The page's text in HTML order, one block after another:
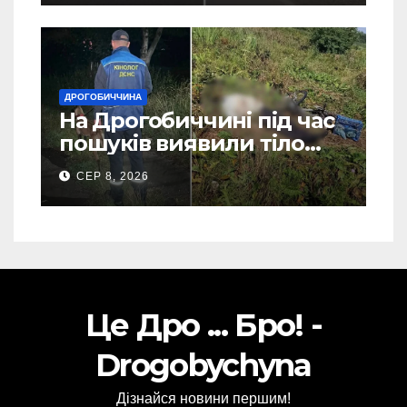
ДРОГОБИЧЧИНА
На Дрогобиччині під час
пошуків виявили тіло
зниклого чоловіка (Фото)
СЕР 8, 2026
Це Дро ... Бро! -
Drogobychyna
Дізнайся новини першим!